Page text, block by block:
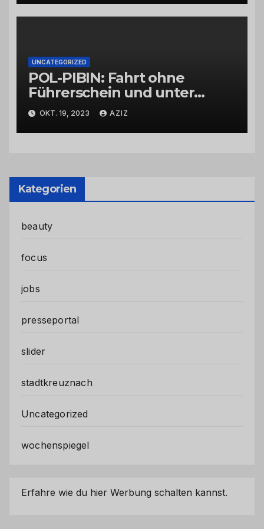
UNCATEGORIZED
POL-PIBIN: Fahrt ohne
Führerschein und unter
Einfluss von Drogen
OKT. 19, 2023 AZIZ
Kategorien
beauty
focus
jobs
presseportal
slider
stadtkreuznach
Uncategorized
wochenspiegel
Erfahre wie du hier Werbung schalten kannst.